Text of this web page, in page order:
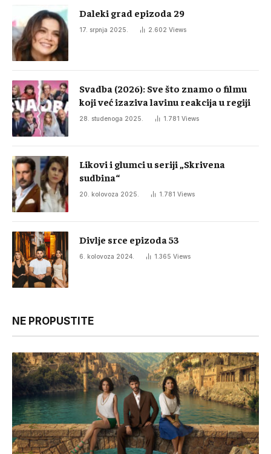
Daleki grad epizoda 29
17. srpnja 2025. 2.602 Views
Svadba (2026): Sve što znamo o filmu
koji već izaziva lavinu reakcija u regiji
28. studenoga 2025. 1.781 Views
Likovi i glumci u seriji „Skrivena
sudbina“
20. kolovoza 2025. 1.781 Views
Divlje srce epizoda 53
6. kolovoza 2024. 1.365 Views
NE PROPUSTITE